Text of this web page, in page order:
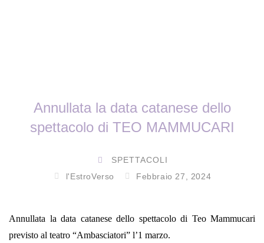
Annullata la data catanese dello
spettacolo di TEO MAMMUCARI
SPETTACOLI
l'EstroVerso
Febbraio 27, 2024
Annullata la data catanese dello spettacolo di Teo Mammucari
previsto al teatro “Ambasciatori” l’1 marzo.